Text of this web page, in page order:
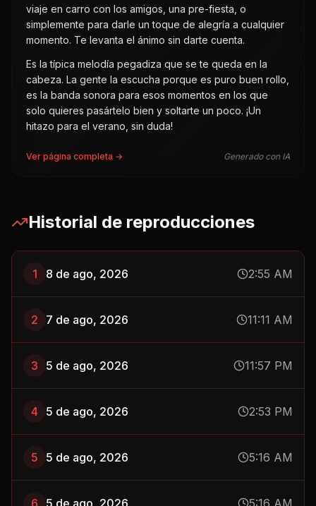
viaje en carro con los amigos, una pre-fiesta, o
simplemente para darle un toque de alegría a cualquier
momento. Te levanta el ánimo sin darte cuenta.
Es la típica melodía pegadiza que se te queda en la
cabeza. La gente la escucha porque es puro buen rollo,
es la banda sonora para esos momentos en los que
solo quieres pasártelo bien y soltarte un poco. ¡Un
hitazo para el verano, sin duda!
Ver página completa → Generado con IA
Historial de reproducciones
1 8 de ago, 2026 2:55 AM
2 7 de ago, 2026 11:11 AM
3 5 de ago, 2026 11:57 PM
4 5 de ago, 2026 2:53 PM
5 5 de ago, 2026 5:16 AM
6 5 de ago, 2026 5:16 AM